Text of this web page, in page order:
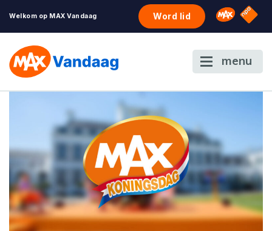
Welkom op MAX Vandaag Word lid Omroep
NPO
menu